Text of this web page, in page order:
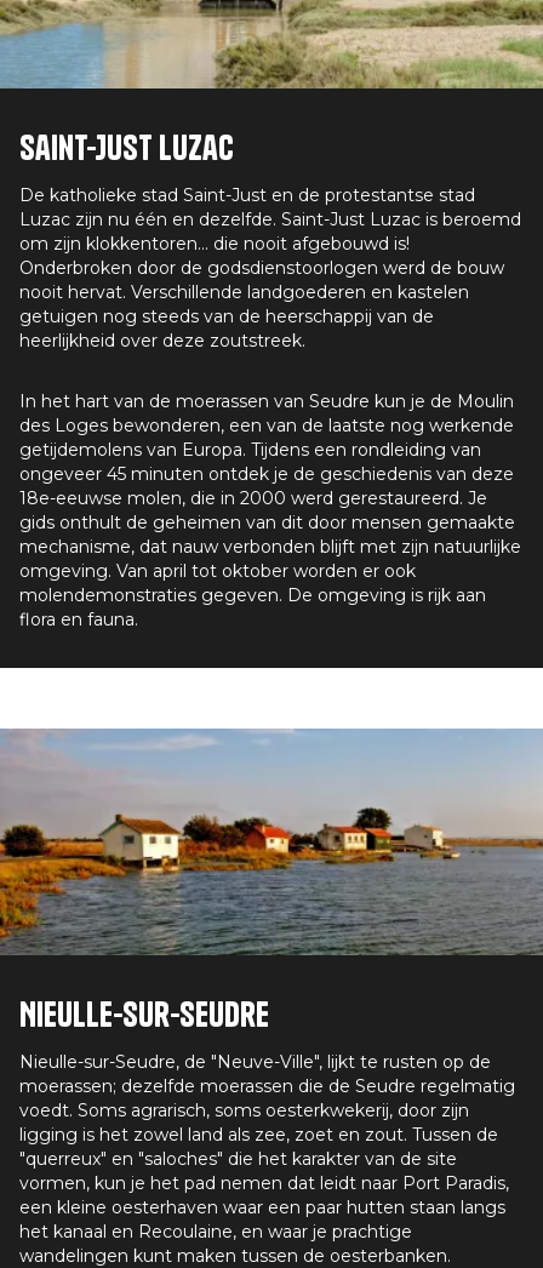
Saint-Just Luzac
De katholieke stad Saint-Just en de protestantse stad
Luzac zijn nu één en dezelfde. Saint-Just Luzac is beroemd
om zijn klokkentoren... die nooit afgebouwd is!
Onderbroken door de godsdienstoorlogen werd de bouw
nooit hervat. Verschillende landgoederen en kastelen
getuigen nog steeds van de heerschappij van de
heerlijkheid over deze zoutstreek.
In het hart van de moerassen van Seudre kun je de Moulin
des Loges bewonderen, een van de laatste nog werkende
getijdemolens van Europa. Tijdens een rondleiding van
ongeveer 45 minuten ontdek je de geschiedenis van deze
18e-eeuwse molen, die in 2000 werd gerestaureerd. Je
gids onthult de geheimen van dit door mensen gemaakte
mechanisme, dat nauw verbonden blijft met zijn natuurlijke
omgeving. Van april tot oktober worden er ook
molendemonstraties gegeven. De omgeving is rijk aan
flora en fauna.
Nieulle-sur-Seudre
Nieulle-sur-Seudre, de "Neuve-Ville", lijkt te rusten op de
moerassen; dezelfde moerassen die de Seudre regelmatig
voedt. Soms agrarisch, soms oesterkwekerij, door zijn
ligging is het zowel land als zee, zoet en zout. Tussen de
"querreux" en "saloches" die het karakter van de site
vormen, kun je het pad nemen dat leidt naar Port Paradis,
een kleine oesterhaven waar een paar hutten staan langs
het kanaal en Recoulaine, en waar je prachtige
wandelingen kunt maken tussen de oesterbanken.